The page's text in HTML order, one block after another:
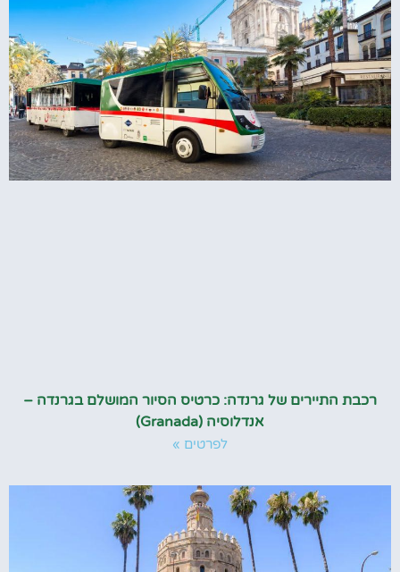
רכבת התיירים של גרנדה: כרטיס הסיור המושלם בגרנדה –
אנדלוסיה (Granada)
לפרטים »